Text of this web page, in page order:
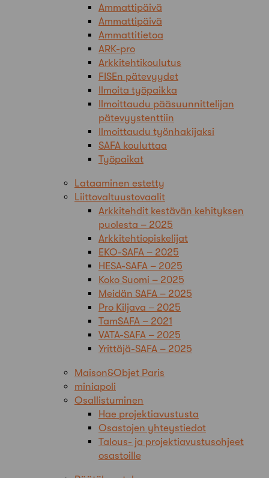
Ammattipäivä
Ammattipäivä
Ammattitietoa
ARK-pro
Arkkitehtikoulutus
FISEn pätevyydet
Ilmoita työpaikka
Ilmoittaudu pääsuunnittelijan
pätevyystenttiin
Ilmoittaudu työnhakijaksi
SAFA kouluttaa
Työpaikat
Lataaminen estetty
Liittovaltuustovaalit
Arkkitehdit kestävän kehityksen
puolesta – 2025
Arkkitehtiopiskelijat
EKO-SAFA – 2025
HESA-SAFA – 2025
Koko Suomi – 2025
Meidän SAFA – 2025
Pro Kiljava – 2025
TamSAFA – 2021
VATA-SAFA – 2025
Yrittäjä-SAFA – 2025
Maison&Objet Paris
miniapoli
Osallistuminen
Hae projektiavustusta
Osastojen yhteystiedot
Talous- ja projektiavustusohjeet
osastoille